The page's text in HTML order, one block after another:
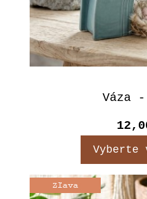
Váza -
Vyberte